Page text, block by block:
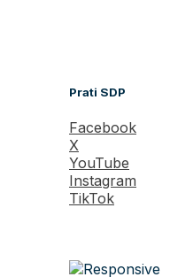
Prati SDP
Facebook
X
YouTube
Instagram
TikTok